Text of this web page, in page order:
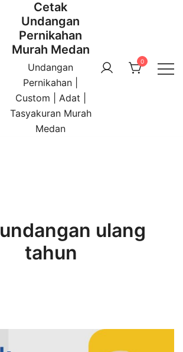
Cetak
Undangan
Pernikahan
Murah Medan
Undangan
Pernikahan |
Custom | Adat |
Tasyakuran Murah
Medan
0
undangan ulang
tahun